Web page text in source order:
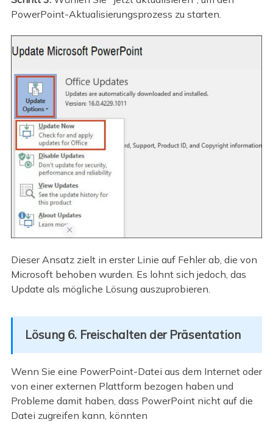
PowerPoint-Aktualisierungsprozess zu starten.
Dieser Ansatz zielt in erster Linie auf Fehler ab, die von
Microsoft behoben wurden. Es lohnt sich jedoch, das
Update als mögliche Lösung auszuprobieren.
Lösung 6. Freischalten der Präsentation
Wenn Sie eine PowerPoint-Datei aus dem Internet oder
von einer externen Plattform bezogen haben und
Probleme damit haben, dass PowerPoint nicht auf die
Datei zugreifen kann, könnten